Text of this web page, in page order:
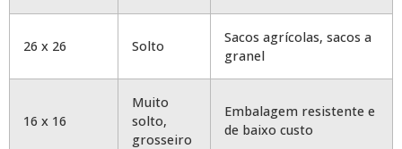
26 x 26 Solto
Sacos agrícolas, sacos a
granel
16 x 16
Muito
solto,
grosseiro
Embalagem resistente e
de baixo custo